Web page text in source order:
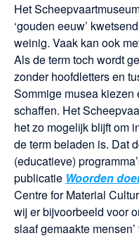
Het
‘gouden eeuw’
weinig. Vaak kan ook
Als de term toch wordt
zonder hoofdletters en
Sommige musea kiezen
schaffen. Het
het zo mogelijk blijft om
de term beladen is. Dat
(educatieve)
publicatie Woorden
Centre for Material
wij er bijvoorbeeld voor
slaaf gemaakte